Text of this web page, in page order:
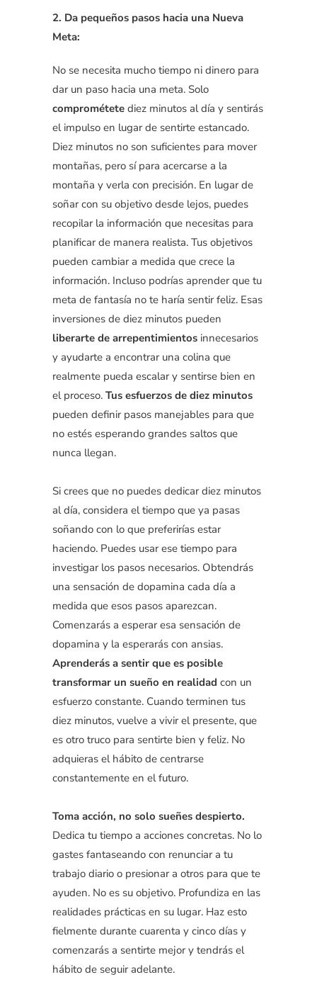
2. Da pequeños pasos hacia una Nueva
Meta:
No se necesita mucho tiempo ni dinero para
dar un paso hacia una meta. Solo
comprométete diez minutos al día y sentirás
el impulso en lugar de sentirte estancado.
Diez minutos no son suficientes para mover
montañas, pero sí para acercarse a la
montaña y verla con precisión. En lugar de
soñar con su objetivo desde lejos, puedes
recopilar la información que necesitas para
planificar de manera realista. Tus objetivos
pueden cambiar a medida que crece la
información. Incluso podrías aprender que tu
meta de fantasía no te haría sentir feliz. Esas
inversiones de diez minutos pueden
liberarte de arrepentimientos innecesarios
y ayudarte a encontrar una colina que
realmente pueda escalar y sentirse bien en
el proceso. Tus esfuerzos de diez minutos
pueden definir pasos manejables para que
no estés esperando grandes saltos que
nunca llegan.
Si crees que no puedes dedicar diez minutos
al día, considera el tiempo que ya pasas
soñando con lo que preferirías estar
haciendo. Puedes usar ese tiempo para
investigar los pasos necesarios. Obtendrás
una sensación de dopamina cada día a
medida que esos pasos aparezcan.
Comenzarás a esperar esa sensación de
dopamina y la esperarás con ansias.
Aprenderás a sentir que es posible
transformar un sueño en realidad con un
esfuerzo constante. Cuando terminen tus
diez minutos, vuelve a vivir el presente, que
es otro truco para sentirte bien y feliz. No
adquieras el hábito de centrarse
constantemente en el futuro.
Toma acción, no solo sueñes despierto.
Dedica tu tiempo a acciones concretas. No lo
gastes fantaseando con renunciar a tu
trabajo diario o presionar a otros para que te
ayuden. No es su objetivo. Profundiza en las
realidades prácticas en su lugar. Haz esto
fielmente durante cuarenta y cinco días y
comenzarás a sentirte mejor y tendrás el
hábito de seguir adelante.